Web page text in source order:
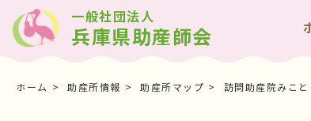
一般社団法人
兵庫県助産師会
ホーム 助産所情報 助産所マップ 訪問助産院みこと